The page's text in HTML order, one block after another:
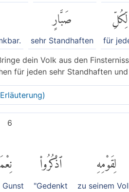
لِّكُلِّ
für
صَبَّارٍ
sehr Standhaften
dein Volk aus den
für jeden sehr Standhaften
6
لِقَوْمِهِ
zu seinem
ٱذْكُرُوا۟
"Gedenkt